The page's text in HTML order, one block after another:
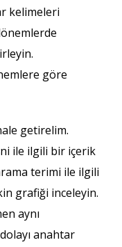
kelimeleri
göre
getirelim.
ile ilgili bir içerik
terimi ile ilgili
grafiği inceleyin.
aynı
anahtar